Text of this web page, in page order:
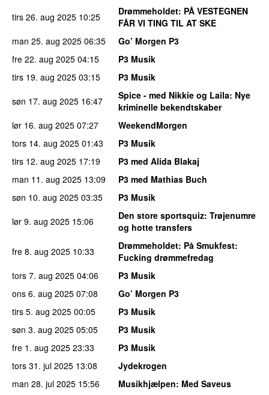
tirs 26. aug 2025 10:25 Drømmeholdet: PÅ VESTEGNEN
FÅR VI TING TIL AT SKE
man 25. aug 2025 06:35
Go’ Morgen P3
fre 22. aug 2025 04:15
P3 Musik
tirs 19. aug 2025 03:15
P3 Musik
søn 17. aug 2025 16:47 Spice - med Nikkie og Laila: Nye
kriminelle bekendtskaber
lør 16. aug 2025 07:27
WeekendMorgen
tors 14. aug 2025 01:43
P3 Musik
tirs 12. aug 2025 17:19
P3 med Alida Blakaj
man 11. aug 2025 13:09
P3 med Mathias Buch
søn 10. aug 2025 03:35
P3 Musik
lør 9. aug 2025 15:06 Den store sportsquiz: Trøjenumre
og hotte transfers
fre 8. aug 2025 10:33 Drømmeholdet: På Smukfest:
Fucking drømmefredag
tors 7. aug 2025 04:06
P3 Musik
ons 6. aug 2025 07:08
Go’ Morgen P3
tirs 5. aug 2025 00:05
P3 Musik
søn 3. aug 2025 05:05
P3 Musik
fre 1. aug 2025 23:33
P3 Musik
tors 31. jul 2025 13:08
Jydekrogen
man 28. jul 2025 15:56 Musikhjælpen: Med Saveus